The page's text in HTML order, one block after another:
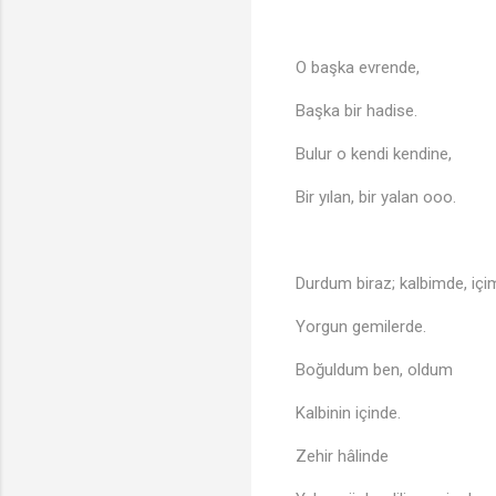
O başka evrende,
Başka bir hadise.
Bulur o kendi kendine,
Bir yılan, bir yalan ooo.
Durdum biraz; kalbimde,
Yorgun gemilerde.
Boğuldum ben, oldum
Kalbinin içinde.
Zehir hâlinde